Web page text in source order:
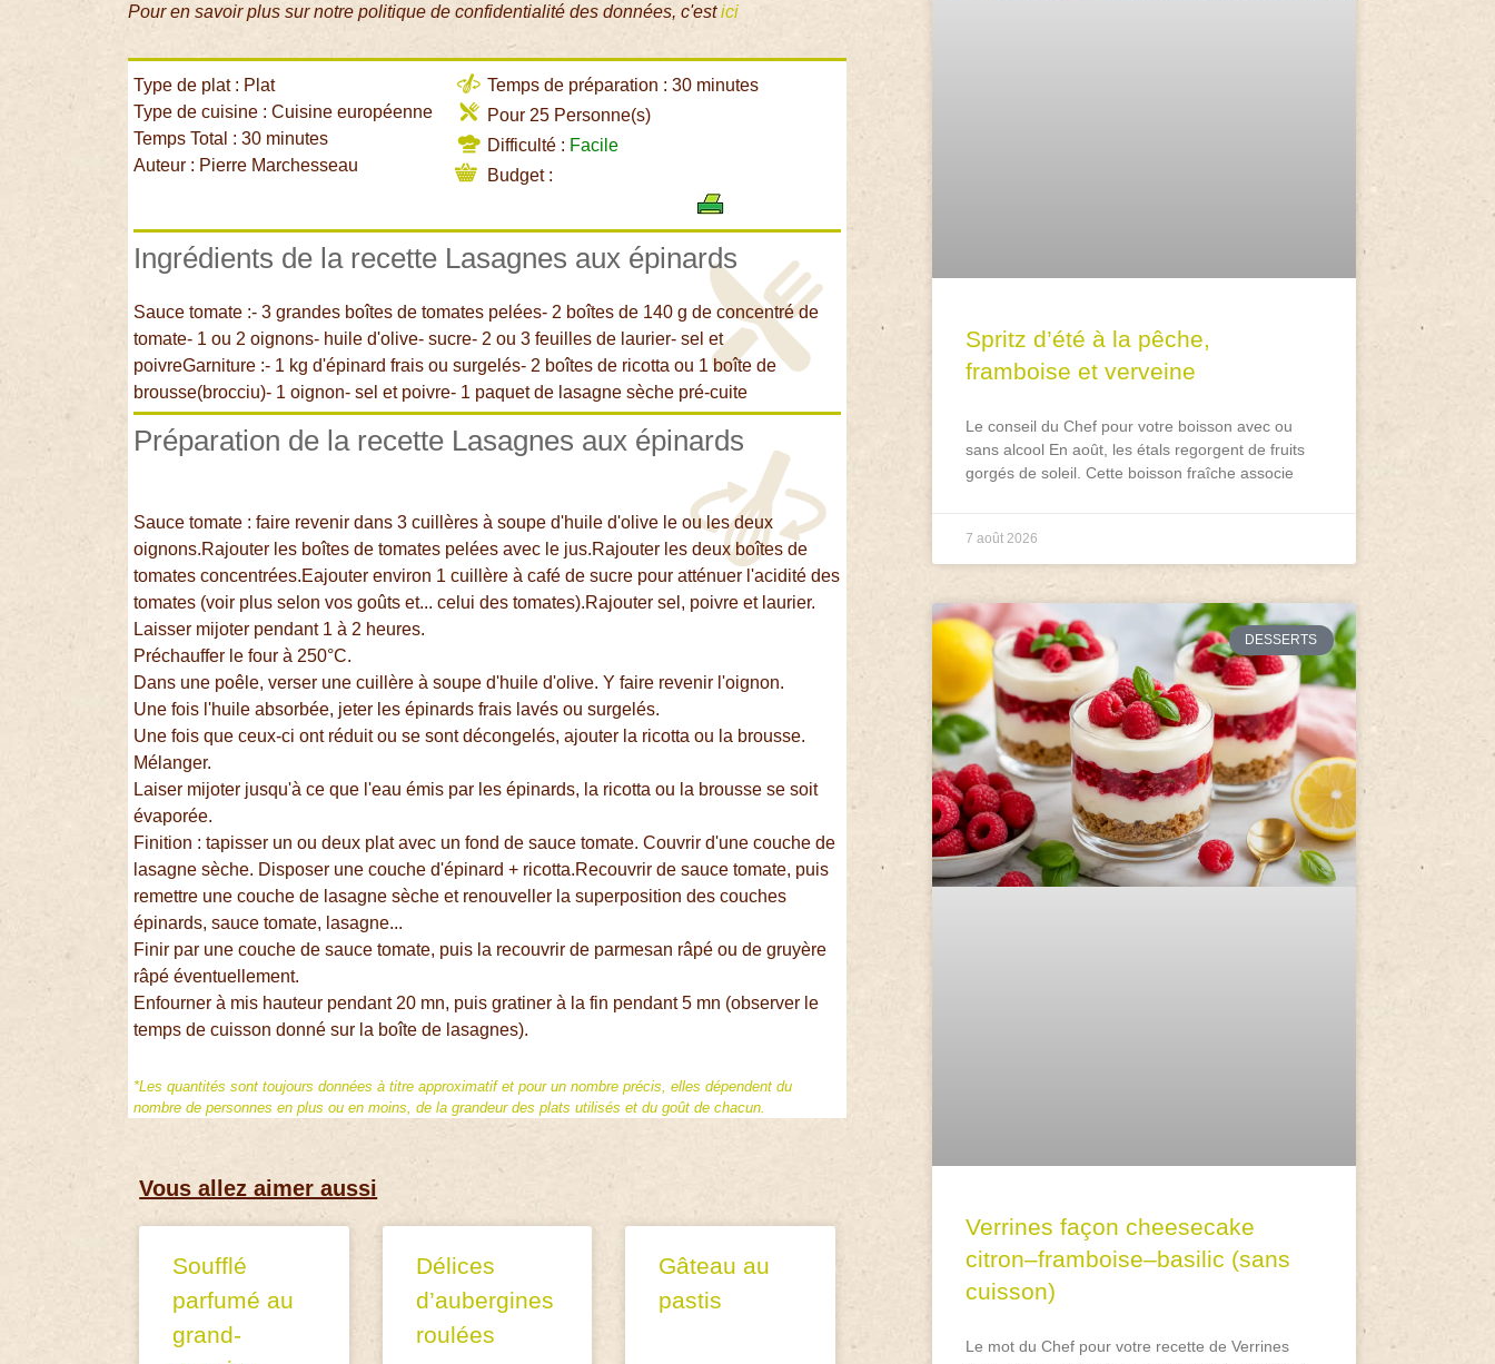
Pour en savoir plus sur notre politique de confidentialité des données, c'estici
Type de plat : Plat
Type de cuisine : Cuisine européenne
Temps Total : 30 minutes
Auteur : Pierre Marchesseau
Temps de préparation : 30 minutes
Pour 25 Personne(s)
Difficulté : Facile
Budget :
Ingrédients de la recette Lasagnes aux épinards
Sauce tomate :- 3 grandes boîtes de tomates pelées- 2 boîtes de 140 g de concentré de
tomate- 1 ou 2 oignons- huile d'olive- sucre- 2 ou 3 feuilles de laurier- sel et
poivreGarniture :- 1 kg d'épinard frais ou surgelés- 2 boîtes de ricotta ou 1 boîte de
brousse(brocciu)- 1 oignon- sel et poivre- 1 paquet de lasagne sèche pré-cuite
Préparation de la recette Lasagnes aux épinards
Sauce tomate : faire revenir dans 3 cuillères à soupe d'huile d'olive le ou les deux
oignons.Rajouter les boîtes de tomates pelées avec le jus.Rajouter les deux boîtes de
tomates concentrées.Eajouter environ 1 cuillère à café de sucre pour atténuer l'acidité des
tomates (voir plus selon vos goûts et... celui des tomates).Rajouter sel, poivre et laurier.
Laisser mijoter pendant 1 à 2 heures.
Préchauffer le four à 250°C.
Dans une poêle, verser une cuillère à soupe d'huile d'olive. Y faire revenir l'oignon.
Une fois l'huile absorbée, jeter les épinards frais lavés ou surgelés.
Une fois que ceux-ci ont réduit ou se sont décongelés, ajouter la ricotta ou la brousse.
Mélanger.
Laiser mijoter jusqu'à ce que l'eau émis par les épinards, la ricotta ou la brousse se soit
évaporée.
Finition : tapisser un ou deux plat avec un fond de sauce tomate. Couvrir d'une couche de
lasagne sèche. Disposer une couche d'épinard + ricotta.Recouvrir de sauce tomate, puis
remettre une couche de lasagne sèche et renouveller la superposition des couches
épinards, sauce tomate, lasagne...
Finir par une couche de sauce tomate, puis la recouvrir de parmesan râpé ou de gruyère
râpé éventuellement.
Enfourner à mis hauteur pendant 20 mn, puis gratiner à la fin pendant 5 mn (observer le
temps de cuisson donné sur la boîte de lasagnes).
*Les quantités sont toujours données à titre approximatif et pour un nombre précis, elles dépendent du
nombre de personnes en plus ou en moins, de la grandeur des plats utilisés et du goût de chacun.
Vous allez aimer aussi
Soufflé
parfumé au
grand-
Délices
d’aubergines
roulées
Gâteau au
pastis
Spritz d’été à la pêche,
framboise et verveine
Le conseil du Chef pour votre boisson avec ou
sans alcool En août, les étals regorgent de fruits
gorgés de soleil. Cette boisson fraîche associe
7 août 2026
DESSERTS
Verrines façon cheesecake
citron–framboise–basilic (sans
cuisson)
Le mot du Chef pour votre recette de Verrines